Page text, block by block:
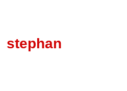
stephan